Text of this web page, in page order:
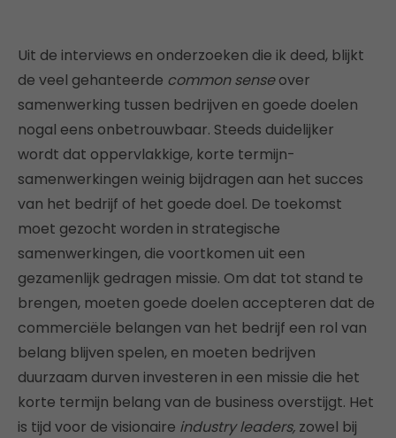
Uit de interviews en onderzoeken die ik deed, blijkt
de veel gehanteerde common senseover
samenwerking tussen bedrijven en goede doelen
nogal eens onbetrouwbaar. Steeds duidelijker
wordt dat oppervlakkige, korte termijn-
samenwerkingen weinig bijdragen aan het succes
van het bedrijf of het goede doel. De toekomst
moet gezocht worden in strategische
samenwerkingen, die voortkomen uit een
gezamenlijk gedragen missie. Om dat tot stand te
brengen, moeten goede doelen accepteren dat de
commerciële belangen van het bedrijf een rol van
belang blijven spelen, en moeten bedrijven
duurzaam durven investeren in een missie die het
korte termijn belang van de business overstijgt. Het
is tijd voor de visionaire industry leaders, zowel bij